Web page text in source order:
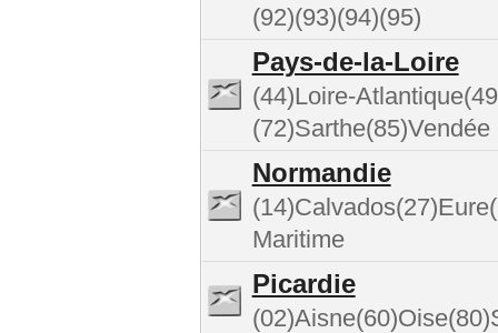
(92)(93)(94)(95)
Pays-de-la-Loire
(44)Loire-
(72)Sarthe(85)Vendée
Normandie
Maritime
Picardie